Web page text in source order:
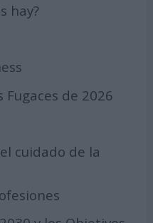
hay?
de 2026
cuidado de la